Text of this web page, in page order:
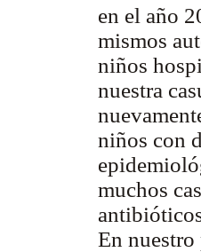
en el año
mismos
niños
nuestra
niños con
muchos
En